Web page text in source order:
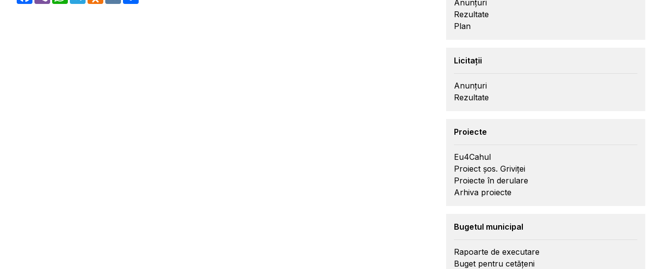
Anunțuri
Rezultate
Plan
Licitații
Anunțuri
Rezultate
Proiecte
Eu4Cahul
Proiect șos. Griviței
Proiecte în derulare
Arhiva proiecte
Bugetul municipal
Rapoarte de executare
Buget pentru cetățeni